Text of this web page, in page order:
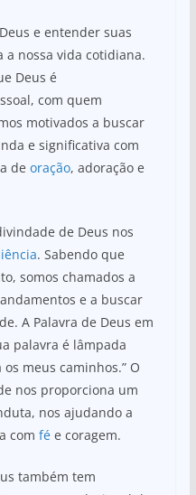
e entender suas
a nossa vida cotidiana.
Deus é
com quem
motivados a buscar
e significativa com
de oração, adoração e
de Deus nos
. Sabendo que
somos chamados a
e a buscar
A Palavra de Deus em
palavra é lâmpada
meus caminhos.” O
nos proporciona um
nos ajudando a
com fée coragem.
também tem